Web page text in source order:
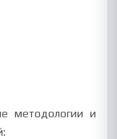
методологии и